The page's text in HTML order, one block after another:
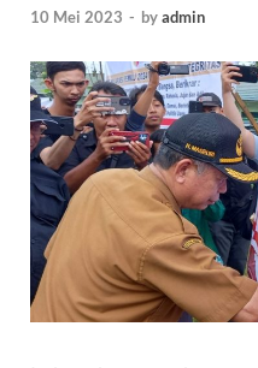
10 Mei 2023 - byadmin